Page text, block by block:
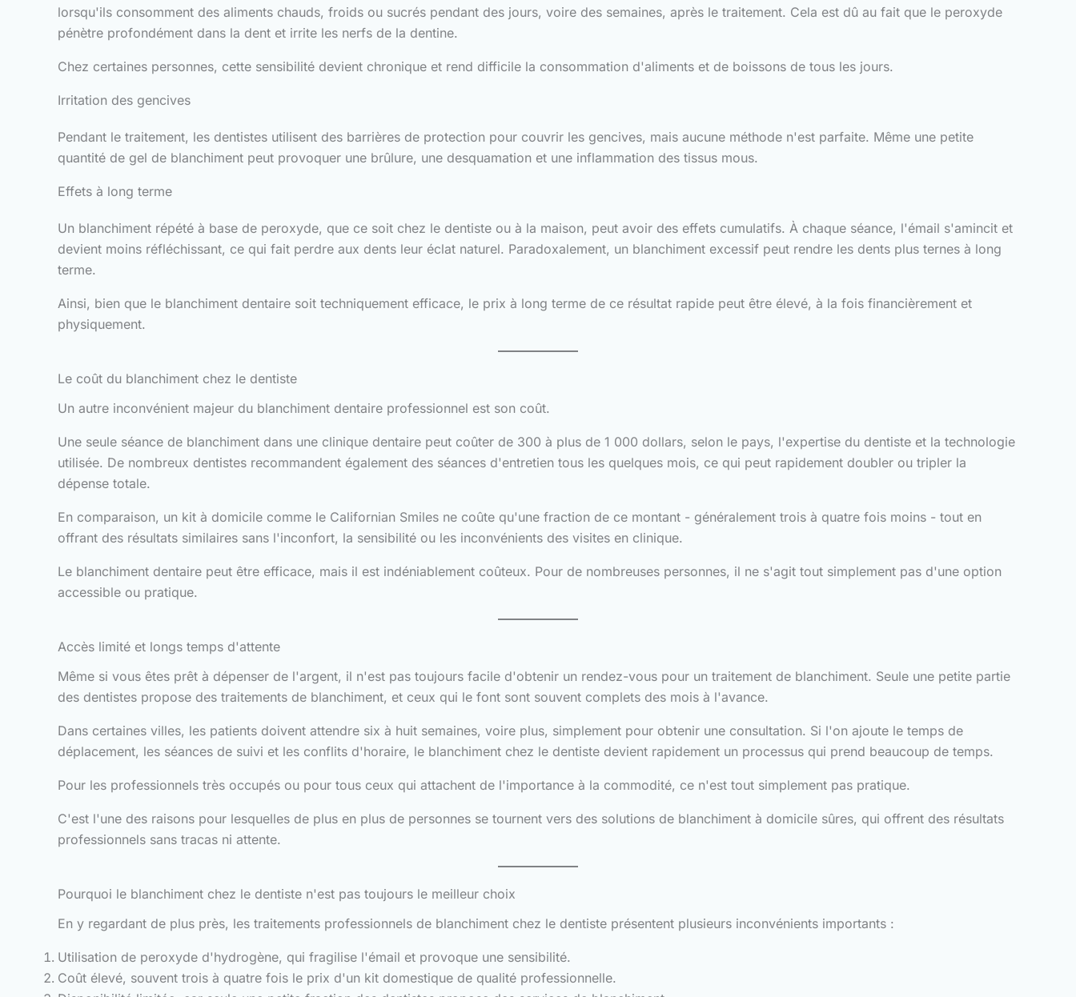
lorsqu'ils consomment des aliments chauds, froids ou sucrés pendant des jours, voire des semaines, après le traitement. Cela est dû au fait que le peroxyde
pénètre profondément dans la dent et irrite les nerfs de la dentine.
Chez certaines personnes, cette sensibilité devient chronique et rend difficile la consommation d'aliments et de boissons de tous les jours.
Irritation des gencives
Pendant le traitement, les dentistes utilisent des barrières de protection pour couvrir les gencives, mais aucune méthode n'est parfaite. Même une petite
quantité de gel de blanchiment peut provoquer une brûlure, une desquamation et une inflammation des tissus mous.
Effets à long terme
Un blanchiment répété à base de peroxyde, que ce soit chez le dentiste ou à la maison, peut avoir des effets cumulatifs. À chaque séance, l'émail s'amincit et
devient moins réfléchissant, ce qui fait perdre aux dents leur éclat naturel. Paradoxalement, un blanchiment excessif peut rendre les dents plus ternes à long
terme.
Ainsi, bien que le blanchiment dentaire soit techniquement efficace, le prix à long terme de ce résultat rapide peut être élevé, à la fois financièrement et
physiquement.
Le coût du blanchiment chez le dentiste
Un autre inconvénient majeur du blanchiment dentaire professionnel est son coût.
Une seule séance de blanchiment dans une clinique dentaire peut coûter de 300 à plus de 1 000 dollars, selon le pays, l'expertise du dentiste et la technologie
utilisée. De nombreux dentistes recommandent également des séances d'entretien tous les quelques mois, ce qui peut rapidement doubler ou tripler la
dépense totale.
En comparaison, un kit à domicile comme le Californian Smiles ne coûte qu'une fraction de ce montant - généralement trois à quatre fois moins - tout en
offrant des résultats similaires sans l'inconfort, la sensibilité ou les inconvénients des visites en clinique.
Le blanchiment dentaire peut être efficace, mais il est indéniablement coûteux. Pour de nombreuses personnes, il ne s'agit tout simplement pas d'une option
accessible ou pratique.
Accès limité et longs temps d'attente
Même si vous êtes prêt à dépenser de l'argent, il n'est pas toujours facile d'obtenir un rendez-vous pour un traitement de blanchiment. Seule une petite partie
des dentistes propose des traitements de blanchiment, et ceux qui le font sont souvent complets des mois à l'avance.
Dans certaines villes, les patients doivent attendre six à huit semaines, voire plus, simplement pour obtenir une consultation. Si l'on ajoute le temps de
déplacement, les séances de suivi et les conflits d'horaire, le blanchiment chez le dentiste devient rapidement un processus qui prend beaucoup de temps.
Pour les professionnels très occupés ou pour tous ceux qui attachent de l'importance à la commodité, ce n'est tout simplement pas pratique.
C'est l'une des raisons pour lesquelles de plus en plus de personnes se tournent vers des solutions de blanchiment à domicile sûres, qui offrent des résultats
professionnels sans tracas ni attente.
Pourquoi le blanchiment chez le dentiste n'est pas toujours le meilleur choix
En y regardant de plus près, les traitements professionnels de blanchiment chez le dentiste présentent plusieurs inconvénients importants :
Utilisation de peroxyde d'hydrogène, qui fragilise l'émail et provoque une sensibilité.
Coût élevé, souvent trois à quatre fois le prix d'un kit domestique de qualité professionnelle.